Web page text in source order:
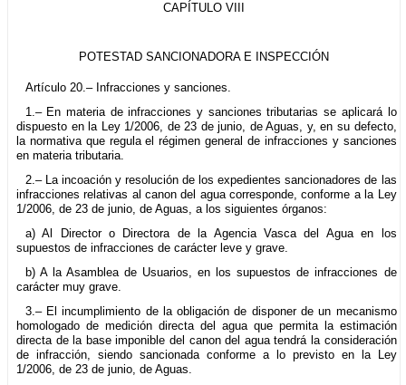
CAPÍTULO VIII
POTESTAD SANCIONADORA E INSPECCIÓN
Artículo 20.– Infracciones y sanciones.
1.– En materia de infracciones y sanciones tributarias se aplicará lo
dispuesto en la Ley 1/2006, de 23 de junio, de Aguas, y, en su defecto,
la normativa que regula el régimen general de infracciones y sanciones
en materia tributaria.
2.– La incoación y resolución de los expedientes sancionadores de las
infracciones relativas al canon del agua corresponde, conforme a la Ley
1/2006, de 23 de junio, de Aguas, a los siguientes órganos:
a) Al Director o Directora de la Agencia Vasca del Agua en los
supuestos de infracciones de carácter leve y grave.
b) A la Asamblea de Usuarios, en los supuestos de infracciones de
carácter muy grave.
3.– El incumplimiento de la obligación de disponer de un mecanismo
homologado de medición directa del agua que permita la estimación
directa de la base imponible del canon del agua tendrá la consideración
de infracción, siendo sancionada conforme a lo previsto en la Ley
1/2006, de 23 de junio, de Aguas.